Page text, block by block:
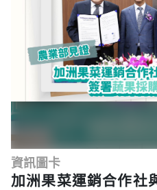
資訊圖卡
加洲果菜運銷合作社